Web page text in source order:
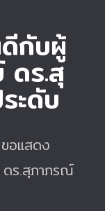
กับผู้
ดร.สุ
ะดับ
อแสดง
ดร.สุภาภรณ์